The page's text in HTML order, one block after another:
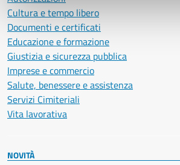
Cultura e tempo libero
Documenti e certificati
Educazione e formazione
Giustizia e sicurezza pubblica
Imprese e commercio
Salute, benessere e assistenza
Servizi Cimiteriali
Vita lavorativa
NOVITÀ